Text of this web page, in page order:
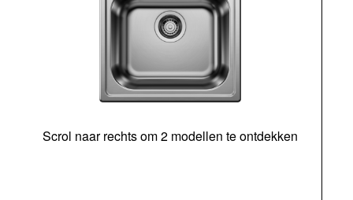
Scrol naar rechts om 2 modellen te ontdekken